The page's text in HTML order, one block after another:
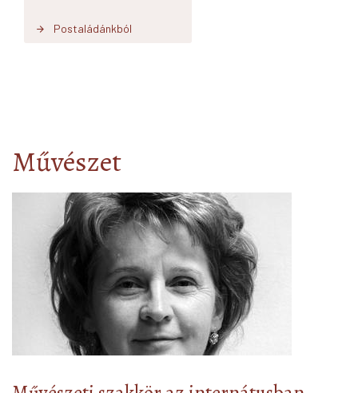
arrow_forward Postaládánkból
Művészet